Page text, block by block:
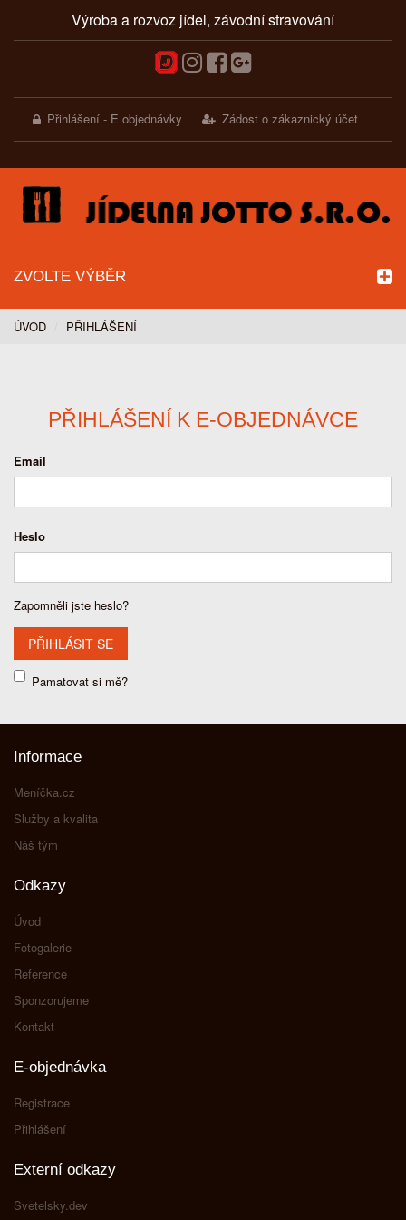
Výroba a rozvoz jídel, závodní stravování
Přihlášení - E objednávky Žádost o zákaznický účet
ZVOLTE VÝBĚR
ÚVOD PŘIHLÁŠENÍ
PŘIHLÁŠENÍ K E-OBJEDNÁVCE
Email
Heslo
Zapomněli jste heslo?
Pamatovat si mě?
Informace
Meníčka.cz
Služby a kvalita
Náš tým
Odkazy
Úvod
Fotogalerie
Reference
Sponzorujeme
Kontakt
E-objednávka
Registrace
Přihlášení
Externí odkazy
Svetelsky.dev